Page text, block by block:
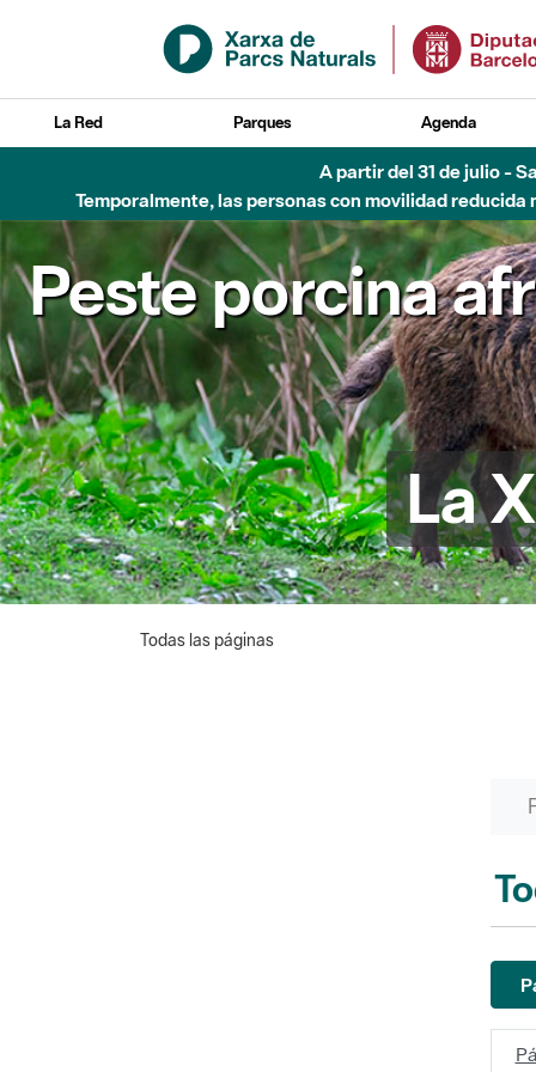
Saltar al contenido principal
La Red Parques Agenda
6 de agosto - Parque
Peste porcina
La
Todas las páginas